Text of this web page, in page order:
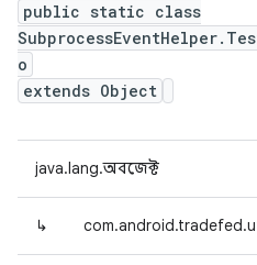
public static class
o
extends Object
java.lang.অবজেক্ট
↳